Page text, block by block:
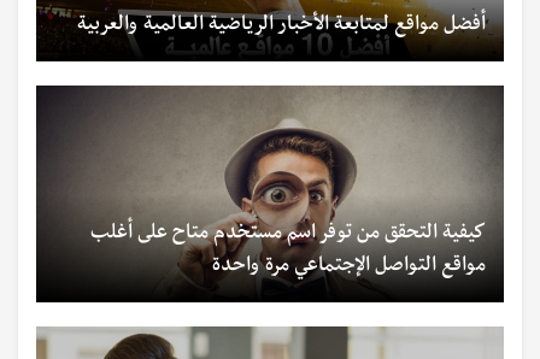
أفضل مواقع لمتابعة الأخبار الرياضية العالمية والعربية
كيفية التحقق من توفر اسم مستخدم متاح على أغلب
مواقع التواصل الإجتماعي مرة واحدة